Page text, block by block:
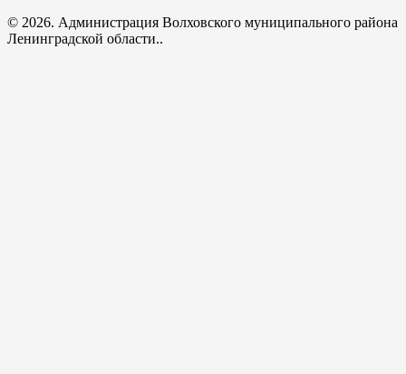
© 2026. Администрация Волховского муниципального района
Ленинградской области..